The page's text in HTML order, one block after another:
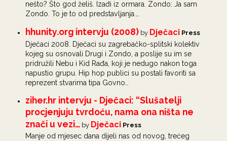
nešto? Što god želiš. Izađi iz ormara. Zondo: Ja sam
Zondo. To je to od predstavljanja.…
hhunity.org intervju (2008) by Dječaci Press
Dječaci 2008. Dječaci su zagrebačko-splitski kolektiv
kojeg su osnovali Drugi i Zondo, a poslije su im se
pridružili Nebu i Kid Rađa, koji je nedugo nakon toga
napustio grupu. Hip hop publici su postali favoriti sa
reprezent stvarima tipa Govno…
ziher.hr intervju - Dječaci: “Slušatelji
procjenjuju tvrdoću, nama ona ništa ne
znači u vezi… by Dječaci Press
Manje od mjesec dana dijeli nas od novog, trećeg